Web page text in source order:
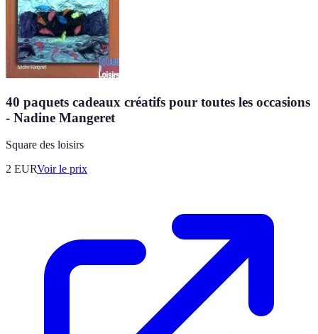
40 paquets cadeaux créatifs pour toutes les occasions
- Nadine Mangeret
Square des loisirs
2 EURVoir le prix